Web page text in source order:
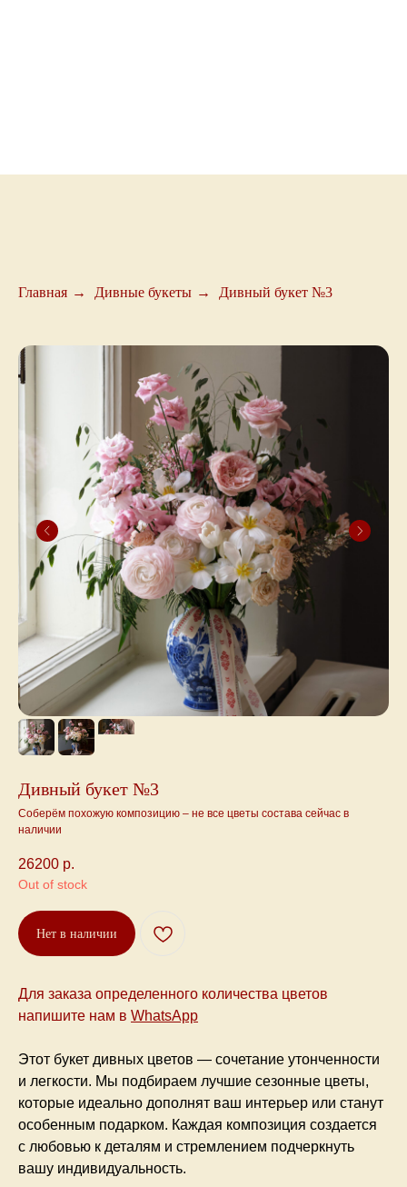
Главная → Дивные букеты → Дивный букет №3
Дивный букет №3
Соберём похожую композицию – не все цветы состава сейчас в
наличии
26200 р.
Out of stock
Нет в наличии
Для заказа определенного количества цветов
напишите нам в WhatsApp
Этот букет дивных цветов — сочетание утонченности
и легкости. Мы подбираем лучшие сезонные цветы,
которые идеально дополнят ваш интерьер или станут
особенным подарком. Каждая композиция создается
с любовью к деталям и стремлением подчеркнуть
вашу индивидуальность.